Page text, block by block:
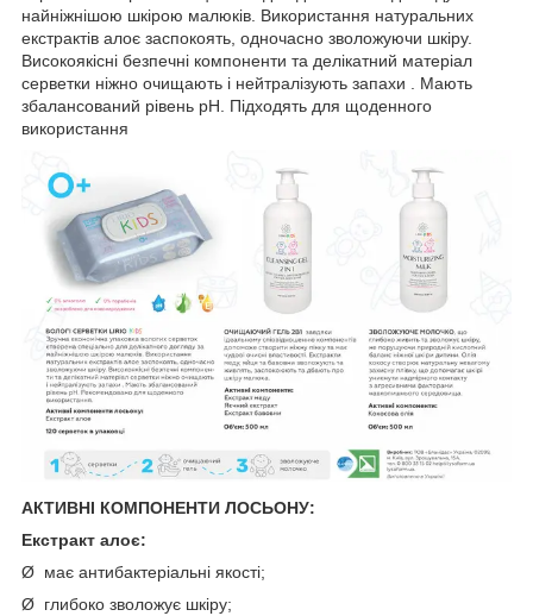
найніжнішою шкірою малюків. Використання натуральних
екстрактів алоє заспокоять, одночасно зволожуючи шкіру.
Високоякісні безпечні компоненти та делікатний матеріал
серветки ніжно очищають і нейтралізують запахи . Мають
збалансований рівень рН. Підходять для щоденного
використання
АКТИВНІ КОМПОНЕНТИ ЛОСЬОНУ:
Екстракт алоє:
Ø має антибактеріальні якості;
Ø глибоко зволожує шкіру;